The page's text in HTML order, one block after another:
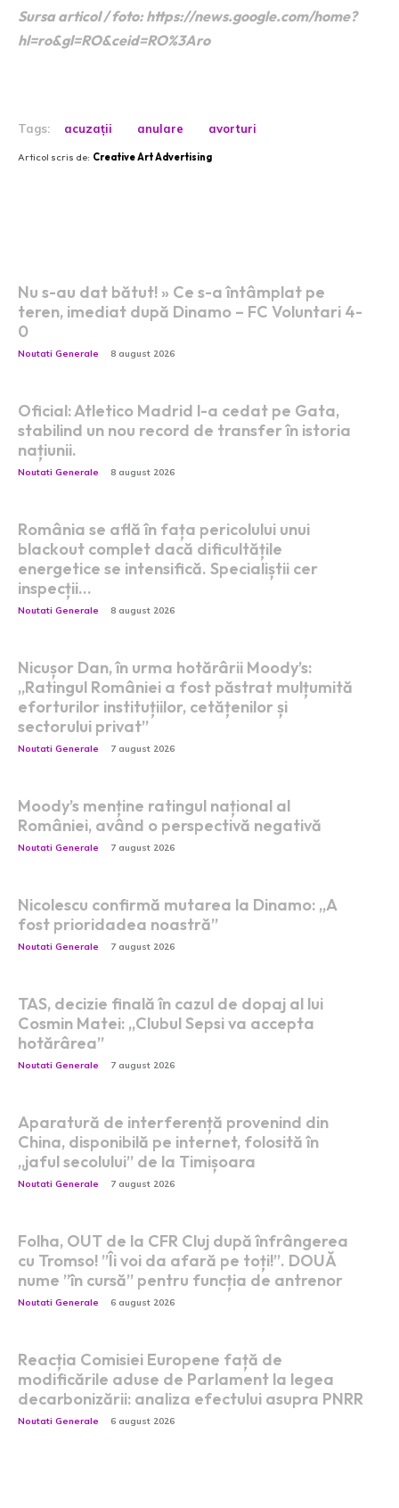
Sursa articol / foto: https://news.google.com/home?
hl=ro&gl=RO&ceid=RO%3Aro
Tags: acuzații anulare avorturi
Articol scris de: Creative Art Advertising
Nu s-au dat bătut! » Ce s-a întâmplat pe
teren, imediat după Dinamo – FC Voluntari 4-
0
Noutati Generale 8 august 2026
Oficial: Atletico Madrid l-a cedat pe Gata,
stabilind un nou record de transfer în istoria
națiunii.
Noutati Generale 8 august 2026
România se află în fața pericolului unui
blackout complet dacă dificultățile
energetice se intensifică. Specialiștii cer
inspecții…
Noutati Generale 8 august 2026
Nicușor Dan, în urma hotărârii Moody’s:
„Ratingul României a fost păstrat mulțumită
eforturilor instituțiilor, cetățenilor și
sectorului privat”
Noutati Generale 7 august 2026
Moody’s menține ratingul național al
României, având o perspectivă negativă
Noutati Generale 7 august 2026
Nicolescu confirmă mutarea la Dinamo: „A
fost prioridadea noastră”
Noutati Generale 7 august 2026
TAS, decizie finală în cazul de dopaj al lui
Cosmin Matei: „Clubul Sepsi va accepta
hotărârea”
Noutati Generale 7 august 2026
Aparatură de interferență provenind din
China, disponibilă pe internet, folosită în
„jaful secolului” de la Timișoara
Noutati Generale 7 august 2026
Folha, OUT de la CFR Cluj după înfrângerea
cu Tromso! ”Îi voi da afară pe toți!”. DOUĂ
nume ”în cursă” pentru funcția de antrenor
Noutati Generale 6 august 2026
Reacția Comisiei Europene față de
modificările aduse de Parlament la legea
decarbonizării: analiza efectului asupra PNRR
Noutati Generale 6 august 2026